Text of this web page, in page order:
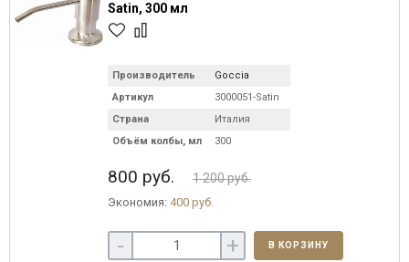
Satin, 300 мл
Производитель
Goccia
Артикул
3000051-Satin
Страна
Италия
Объём колбы, мл
300
800 руб. 1 200 руб.
Экономия: 400 руб.
- + В КОРЗИНУ